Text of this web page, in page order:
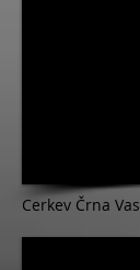
Cerkev Črna Vas